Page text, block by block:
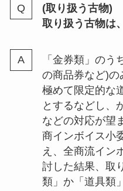
(取り扱う古物)
取り扱う古物は
「金券類」のう
の商品券など)の
極めて限定的な
とするなどし、
などの対応が望
商インボイス小
え、全商流イン
討した結果、取
類」か「道具類